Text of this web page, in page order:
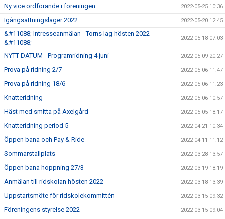
Ny vice ordförande i föreningen 2022-05-25 10:36
Igångsättningsläger 2022 2022-05-20 12:45
&#11088; Intresseanmälan - Torns lag hösten 2022
&#11088;
2022-05-18 07:03
NYTT DATUM - Programridning 4 juni 2022-05-09 20:27
Prova på ridning 2/7 2022-05-06 11:47
Prova på ridning 18/6 2022-05-06 11:23
Knatteridning 2022-05-06 10:57
Häst med smitta på Axelgård 2022-05-05 18:17
Knatteridning period 5 2022-04-21 10:34
Öppen bana och Pay & Ride 2022-04-11 11:12
Sommarstallplats 2022-03-28 13:57
Öppen bana hoppning 27/3 2022-03-19 18:19
Anmälan till ridskolan hösten 2022 2022-03-18 13:39
Uppstartsmöte för ridskolekommittén 2022-03-15 09:32
Föreningens styrelse 2022 2022-03-15 09:04